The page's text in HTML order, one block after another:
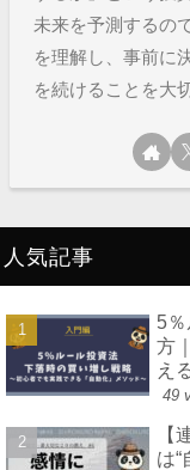
未来を予測するの
を理解し、事前に
を続けることを大
人気記事
5
方
え
49
【
は“